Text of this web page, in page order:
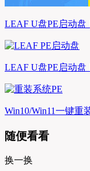
LEAF U盘PE启动盘
LEAF U盘PE启动盘
Win10/Win11一键重
随便看看
换一换